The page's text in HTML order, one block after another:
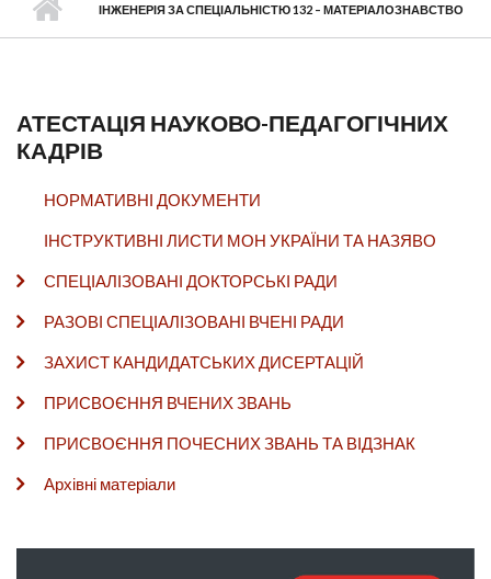
ІНЖЕНЕРІЯ ЗА СПЕЦІАЛЬНІСТЮ 132 – МАТЕРІАЛОЗНАВСТВО
АТЕСТАЦІЯ НАУКОВО-ПЕДАГОГІЧНИХ
КАДРІВ
НОРМАТИВНІ ДОКУМЕНТИ
ІНСТРУКТИВНІ ЛИСТИ МОН УКРАЇНИ ТА НАЗЯВО
СПЕЦІАЛІЗОВАНІ ДОКТОРСЬКІ РАДИ
РАЗОВІ СПЕЦІАЛІЗОВАНІ ВЧЕНІ РАДИ
ЗАХИСТ КАНДИДАТСЬКИХ ДИСЕРТАЦІЙ
ПРИСВОЄННЯ ВЧЕНИХ ЗВАНЬ
ПРИСВОЄННЯ ПОЧЕСНИХ ЗВАНЬ ТА ВІДЗНАК
Архівні матеріали